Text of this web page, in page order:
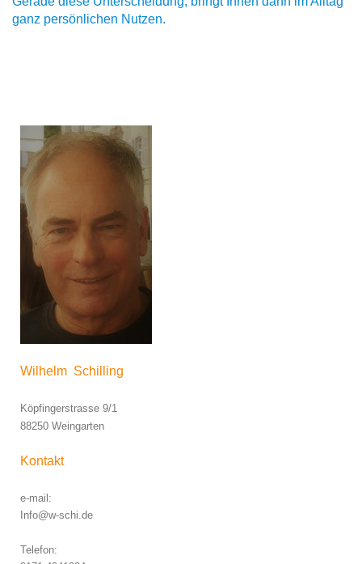
ganz persönlichen Nutzen.
Wilhelm Schilling
Köpfingerstrasse 9/1
88250 Weingarten
Kontakt
e-mail:
Info@w-schi.de
Telefon: